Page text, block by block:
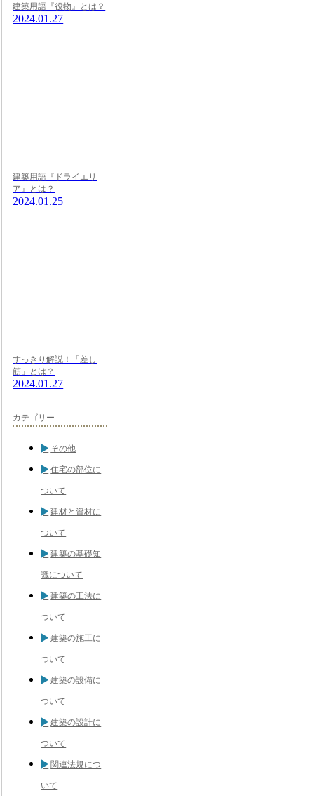
建築用語『役物』とは？
2024.01.27
建築用語『ドライエリ
ア』とは？
2024.01.25
すっきり解説！「差し
筋」とは？
2024.01.27
カテゴリー
その他
住宅の部位に
ついて
建材と資材に
ついて
建築の基礎知
識について
建築の工法に
ついて
建築の施工に
ついて
建築の設備に
ついて
建築の設計に
ついて
関連法規につ
いて